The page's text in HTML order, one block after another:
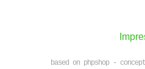
based on phpshop -